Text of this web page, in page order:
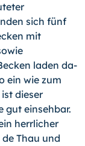
sich fünf
mit
laden da­
ein wie zum
dieser
gut einsehbar.
herrlicher
Thau und